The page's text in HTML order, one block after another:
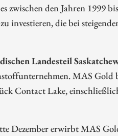
zwischen den Jahren 1999
investieren, die bei
Landesteil
MAS Gold
Contact Lake,
Dezember erwirbt MAS